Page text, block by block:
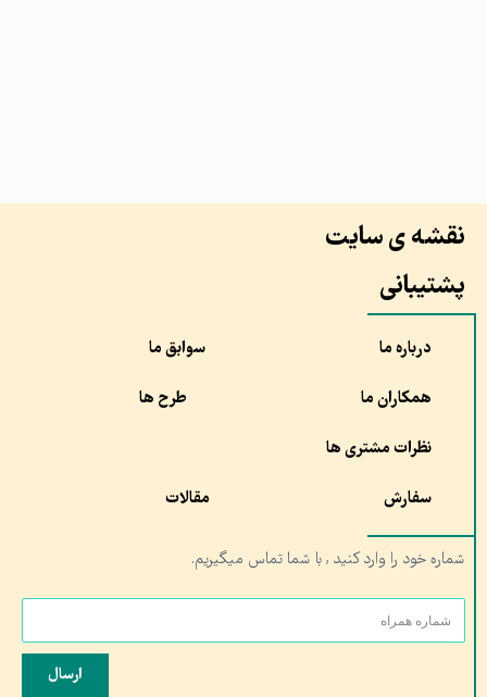
نقشه ی سایت
پشتیبانی
درباره ما سوابق ما
همکاران ما طرح ها
نظرات مشتری ها
سفارش مقالات
شماره خود را وارد کنید , با شما تماس میگیریم.
ارسال